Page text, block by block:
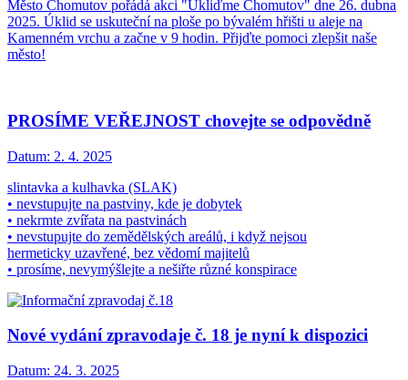
Město Chomutov pořádá akci "Ukliďme Chomutov" dne 26. dubna
2025. Úklid se uskuteční na ploše po bývalém hřišti u aleje na
Kamenném vrchu a začne v 9 hodin. Přijďte pomoci zlepšit naše
město!
PROSÍME VEŘEJNOST chovejte se odpovědně
Datum: 2. 4. 2025
slintavka a kulhavka (SLAK)
• nevstupujte na pastviny, kde je dobytek
• nekrmte zvířata na pastvinách
• nevstupujte do zemědělských areálů, i když nejsou
hermeticky uzavřené, bez vědomí majitelů
• prosíme, nevymýšlejte a nešiřte různé konspirace
Nové vydání zpravodaje č. 18 je nyní k dispozici
Datum: 24. 3. 2025